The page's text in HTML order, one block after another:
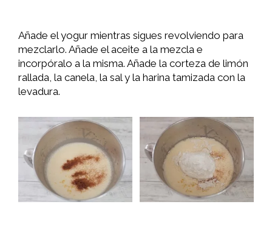
Añade el yogur mientras sigues revolviendo para
mezclarlo. Añade el aceite a la mezcla e
incorpóralo a la misma. Añade la corteza de limón
rallada, la canela, la sal y la harina tamizada con la
levadura.